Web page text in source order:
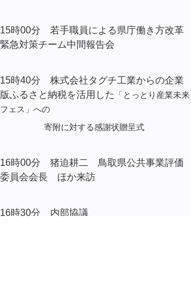
15時00分 若手職員による県庁働き方改革
緊急対策チーム中間報告会
15時40分 株式会社タグチ工業からの企業
版ふるさと納税を活用した
「とっとり産業未来
フェス」への
寄附に対する感謝状贈呈式
16時00分 猪迫耕二 鳥取県公共事業評価
委員会会長 ほか来訪
16時30分 内部協議